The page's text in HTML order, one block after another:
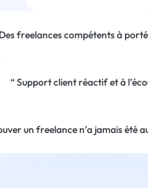
freelances compétents à
“Support client réactif et à
un freelance n’a jamais été